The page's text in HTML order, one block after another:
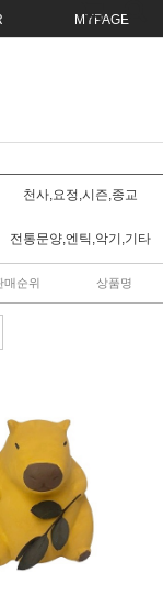
MYPAGE
천사,요정,시즌,종교
전통문양,엔틱,악기,기타
매순위 상품명